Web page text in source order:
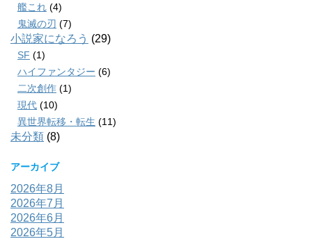
艦これ (4)
鬼滅の刃 (7)
小説家になろう (29)
SF (1)
ハイファンタジー (6)
二次創作 (1)
現代 (10)
異世界転移・転生 (11)
未分類 (8)
アーカイブ
2026年8月
2026年7月
2026年6月
2026年5月